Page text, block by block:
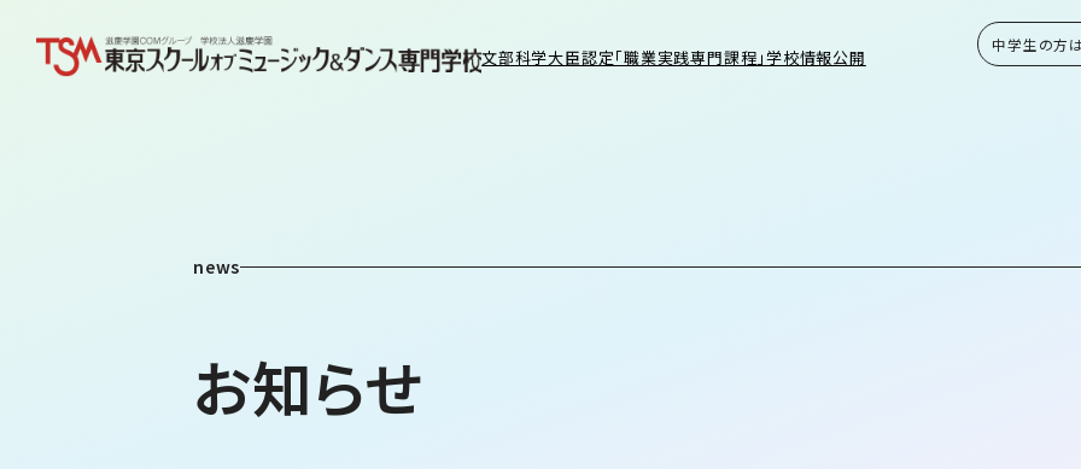
文部科学大臣認定「職業実践専門課程」学校情報公開
中学生の方
news
お知らせ